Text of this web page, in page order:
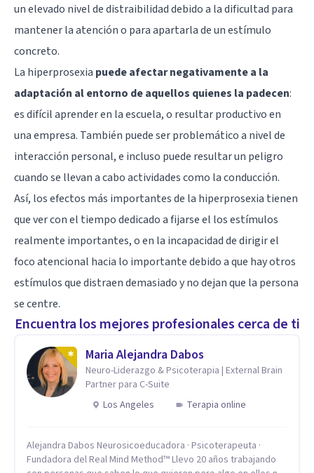
un elevado nivel de distraibilidad debido a la dificultad para
mantener la atención o para apartarla de un estímulo
concreto.
La hiperprosexia puede afectar negativamente a la
adaptación al entorno de aquellos quienes la padecen:
es difícil aprender en la escuela, o resultar productivo en
una empresa. También puede ser problemático a nivel de
interacción personal, e incluso puede resultar un peligro
cuando se llevan a cabo actividades como la conducción.
Así, los efectos más importantes de la hiperprosexia tienen
que ver con el tiempo dedicado a fijarse el los estímulos
realmente importantes, o en la incapacidad de dirigir el
foco atencional hacia lo importante debido a que hay otros
estímulos que distraen demasiado y no dejan que la persona
se centre.
Encuentra los mejores profesionales cerca de ti
Maria Alejandra Dabos
Neuro-Liderazgo & Psicoterapia | External Brain
Partner para C-Suite
Los Angeles
Terapia online
Alejandra Dabos Neurosicoeducadora · Psicoterapeuta ·
Fundadora del Real Mind Method™ Llevo 20 años trabajando